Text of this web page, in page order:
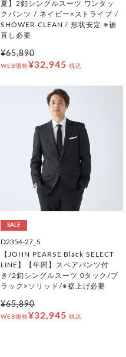
夏】2釦シングルスーツ ワンタッ
クパンツ / ネイビー×ストライプ /
SHOWER CLEAN / 形状安定 ※裾
直し必要
¥65,890
WEB価格¥32,945 税込
SALE
D2354-27_S
【JOHN PEARSE Black SELECT
LINE】【年間】スペアパンツ付
き/2釦シングルスーツ 0タック/ブ
ラック×ソリッド/※裾上げ必要
¥65,890
WEB価格¥32,945 税込